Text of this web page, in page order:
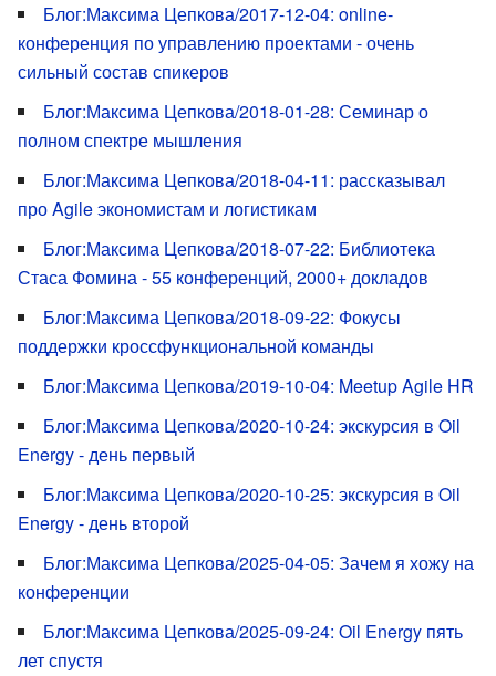
Блог:Максима Цепкова/2017-12-04: online-
конференция по управлению проектами - очень
сильный состав спикеров
Блог:Максима Цепкова/2018-01-28: Семинар о
полном спектре мышления
Блог:Максима Цепкова/2018-04-11: рассказывал
про Agile экономистам и логистикам
Блог:Максима Цепкова/2018-07-22: Библиотека
Стаса Фомина - 55 конференций, 2000+ докладов
Блог:Максима Цепкова/2018-09-22: Фокусы
поддержки кроссфункциональной команды
Блог:Максима Цепкова/2019-10-04: Meetup Agile HR
Блог:Максима Цепкова/2020-10-24: экскурсия в Oil
Energy - день первый
Блог:Максима Цепкова/2020-10-25: экскурсия в Oil
Energy - день второй
Блог:Максима Цепкова/2025-04-05: Зачем я хожу на
конференции
Блог:Максима Цепкова/2025-09-24: Oil Energy пять
лет спустя